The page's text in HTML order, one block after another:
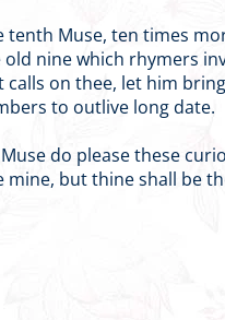
tenth Muse, ten times
old nine which rhymers
calls on thee, let him
to outlive long date.
do please these
mine, but thine shall be